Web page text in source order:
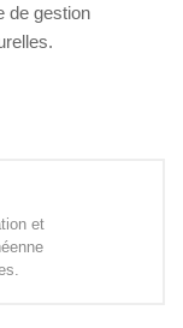
de gestion
et